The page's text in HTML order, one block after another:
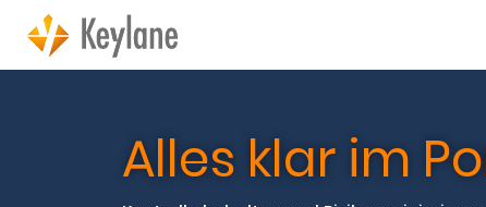
Alles klar im